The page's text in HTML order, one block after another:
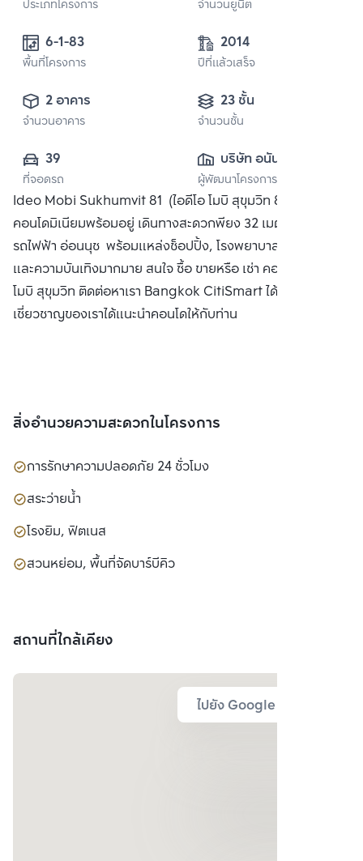
ประเภทโครงการ จำนวนยูนิต
6-1-83
พื้นที่โครงการ
2014
ปีที่แล้วเสร็จ
2 อาคาร
จำนวนอาคาร
23 ชั้น
จำนวนชั้น
39
ที่จอดรถ
บริษัท อนันดา ดี
เวลลอปเมนท์ จำกัด
(มหาชน)
ผู้พัฒนาโครงการ
Ideo Mobi Sukhumvit 81 (ไอดีโอ โมบิ สุขุมวิท 81)
คอนโดมิเนียมพร้อมอยู่ เดินทางสะดวกพียง 32 เมตรจากสถานี
รถไฟฟ้า อ่อนนุช พร้อมแหล่งช็อปปิ้ง, โรงพยาบาล, สถานศึกษา
และความบันเทิงมากมาย สนใจ ซื้อ ขายหรือ เช่า คอนโด ไอดีโอ
โมบิ สุขุมวิท ติดต่อหาเรา Bangkok CitiSmart ได้ทันที เพื่อให้ผู้
เชี่ยวชาญของเราได้แนะนำคอนโดให้กับท่าน
สิ่งอำนวยความสะดวกในโครงการ
การรักษาความปลอดภัย 24 ชั่วโมง
สระว่ายน้ำ
โรงยิม, ฟิตเนส
สวนหย่อม, พื้นที่จัดบาร์บีคิว
สถานที่ใกล้เคียง
ไปยัง Google Map